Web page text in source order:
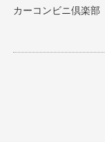
カーコンビニ倶楽部